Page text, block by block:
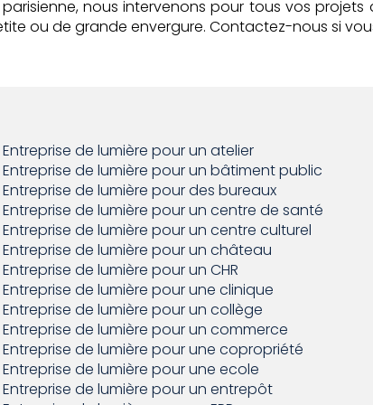
nous intervenons pour tous vos
ou de grande envergure. Contactez-nous si
Entreprise de lumière pour un atelier
Entreprise de lumière pour un bâtiment public
Entreprise de lumière pour des bureaux
Entreprise de lumière pour un centre de santé
Entreprise de lumière pour un centre culturel
Entreprise de lumière pour un château
Entreprise de lumière pour un CHR
Entreprise de lumière pour une clinique
Entreprise de lumière pour un collège
Entreprise de lumière pour un commerce
Entreprise de lumière pour une copropriété
Entreprise de lumière pour une ecole
Entreprise de lumière pour un entrepôt